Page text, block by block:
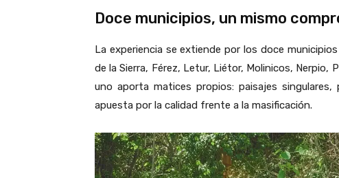
Doce municipios, un mismo
La experiencia se extiende por los doce
de la Sierra, Férez, Letur, Liétor, Molinicos, Nerpio,
uno aporta matices propios: paisajes
apuesta por la calidad frente a la masificación.